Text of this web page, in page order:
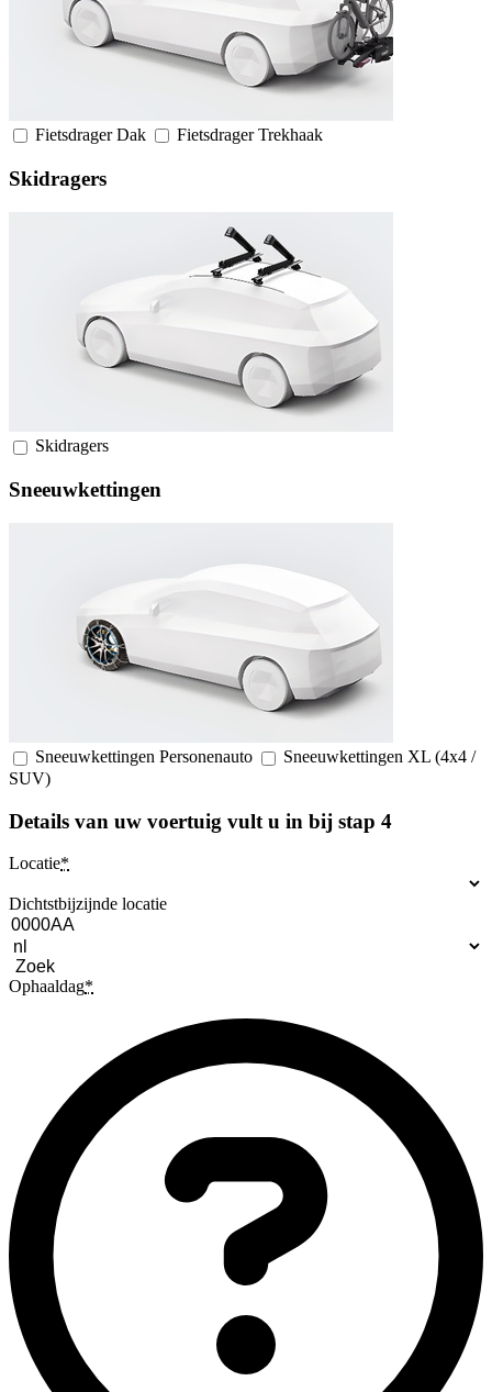
Fietsdrager Dak Fietsdrager Trekhaak
Skidragers
Skidragers
Sneeuwkettingen
Sneeuwkettingen Personenauto
Sneeuwkettingen XL (4x4 /
SUV)
Details van uw voertuig vult u in bij stap 4
Locatie*
Dichtstbijzijnde locatie
Zoek
Ophaaldag*